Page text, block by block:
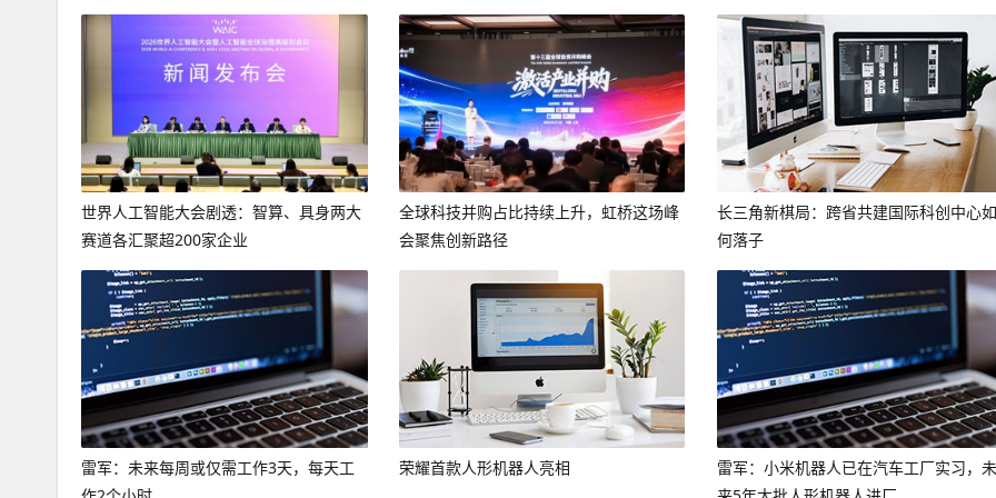
世界人工智能大会剧透：智算、具身两大
赛道各汇聚超200家企业
全球科技并购占比持续上升，虹桥这场峰
会聚焦创新路径
长三角新棋局：跨省共建国际科创中心如
何落子
雷军：未来每周或仅需工作3天，每天工
荣耀首款人形机器人亮相
雷军：小米机器人已在汽车工厂实习，未